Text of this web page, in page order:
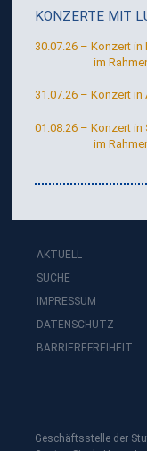
T
E
D
E
S
I
N
D
S
B
A
C
KONZERTE MIT
30.07.26 – Konzert in
im
31.07.26 – Konzert in
01.08.26 – Konzert
im
AKTUELL
SUCHE
IMPRESSUM
DATENSCHUTZ
BARRIEREFREIHEIT
Geschäftsstelle der